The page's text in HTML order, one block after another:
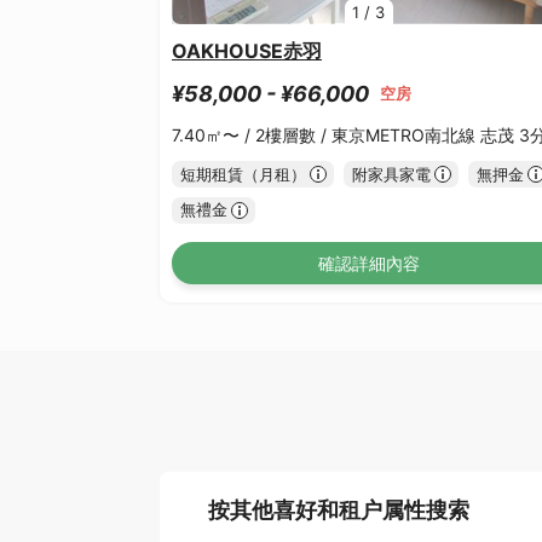
1 / 3
OAKHOUSE赤羽
¥58,000 - ¥66,000 空房
7.40㎡〜 / 2樓層數 / 東京METRO南北線 志茂 3
短期租賃（月租） 附家具家電
無押金
無禮金
確認詳細內容
按其他喜好和租户属性搜索